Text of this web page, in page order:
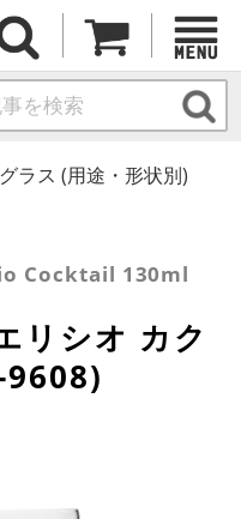
グラス (用途・形状別)
Cocktail 130ml
リシオ カク